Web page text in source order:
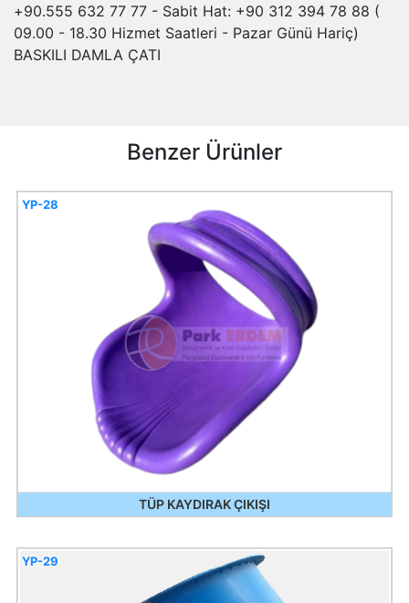
+90.555 632 77 77 - Sabit Hat: +90 312 394 78 88 (
09.00 - 18.30 Hizmet Saatleri - Pazar Günü Hariç)
BASKILI DAMLA ÇATI
Benzer Ürünler
TÜP KAYDIRAK ÇIKIŞI
YP-28
YP-29